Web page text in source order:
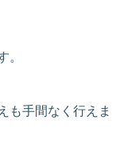
。
も手間なく行えま